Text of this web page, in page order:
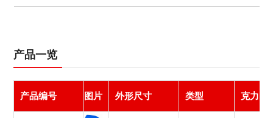
产品一览
产品编号 图片 外形尺寸 类型 克力